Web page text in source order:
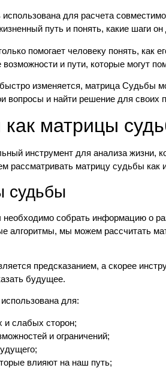
для расчета
путь и понять, какие шаги
помогает человеку понять, как
и пути, которые могут
изменяется, матрица Судьбы
вопросы и найти решение для своих
матрицы
инструмент для анализа жизни,
рассматривать матрицу судьбы как
судьбы
собрать информацию о
алгоритмы, мы можем рассчитать
предсказанием, а скорее
будущее.
для:
и слабых сторон;
и ограничений;
влияют на наш путь;